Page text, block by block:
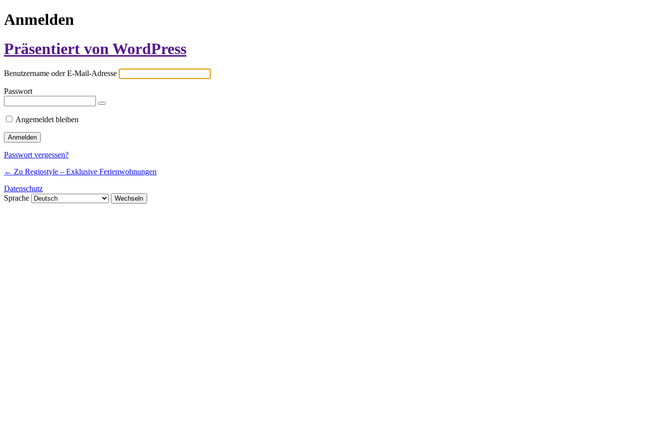
Anmelden
Präsentiert von WordPress
Benutzername oder E-Mail-Adresse
Passwort
Angemeldet bleiben
Passwort vergessen?
← Zu Regiostyle – Exklusive Ferienwohnungen
Datenschutz
Sprache